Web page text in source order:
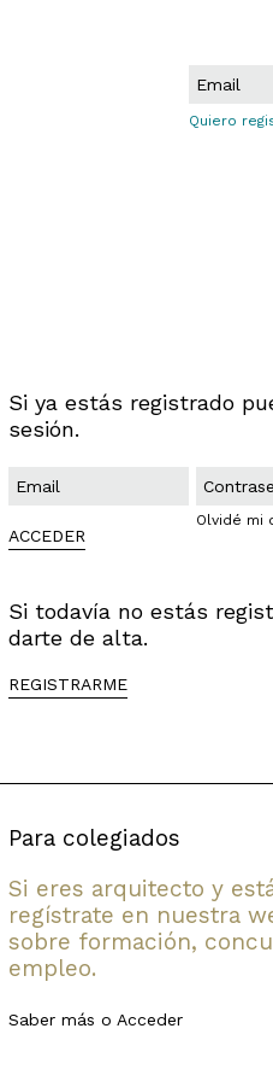
Quiero
Si ya estás registrado
sesión.
Olvidé mi
ACCEDER
Si todavía no estás
darte de alta.
REGISTRARME
Para colegiados
Si eres arquitecto y
regístrate en nuestra
sobre formación,
empleo.
Saber más o Acceder